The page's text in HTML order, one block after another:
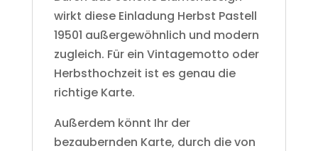
wirkt diese Einladung Herbst Pastell
19501 außergewöhnlich und modern
zugleich. Für ein Vintagemotto oder
Herbsthochzeit ist es genau die
richtige Karte.
Außerdem könnt Ihr der
bezaubernden Karte, durch die von